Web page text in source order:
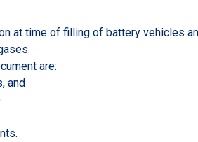
at time of filling of battery vehicles
are:
and